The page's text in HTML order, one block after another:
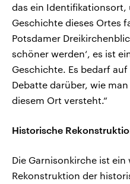
das ein Identifikationsort,
Geschichte dieses Ortes
Potsdamer
schöner werden‘, es ist
Geschichte. Es bedarf
Debatte darüber, wie
diesem Ort versteht.“
Historische
Die Garnisonkirche ist
Rekonstruktion der